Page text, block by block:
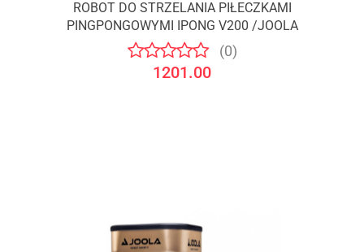
ROBOT DO STRZELANIA PIŁECZKAMI
PINGPONGOWYMI IPONG V200 /JOOLA
(0)
1201.00